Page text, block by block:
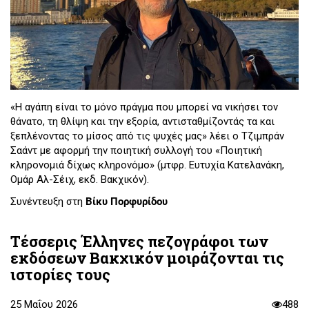
«Η αγάπη είναι το μόνο πράγμα που μπορεί να νικήσει τον
θάνατο, τη θλίψη και την εξορία, αντισταθμίζοντάς τα και
ξεπλένοντας το μίσος από τις ψυχές μας» λέει ο Τζιμπράν
Σαάντ με αφορμή την ποιητική συλλογή του «Ποιητική
κληρονομιά δίχως κληρονόμο» (μτφρ. Ευτυχία Κατελανάκη,
Oμάρ Αλ-Σέιχ, εκδ. Βακχικόν).
Συνέντευξη στη Βίκυ Πορφυρίδου
Τέσσερις Έλληνες πεζογράφοι των
εκδόσεων Βακχικόν μοιράζονται τις
ιστορίες τους
25 Μαΐου 2026 488